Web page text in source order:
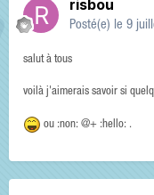
risbou
Posté(e) le 9
salut à tous
voilà j'aimerais savoir si
ou :non: @+ :hello: .